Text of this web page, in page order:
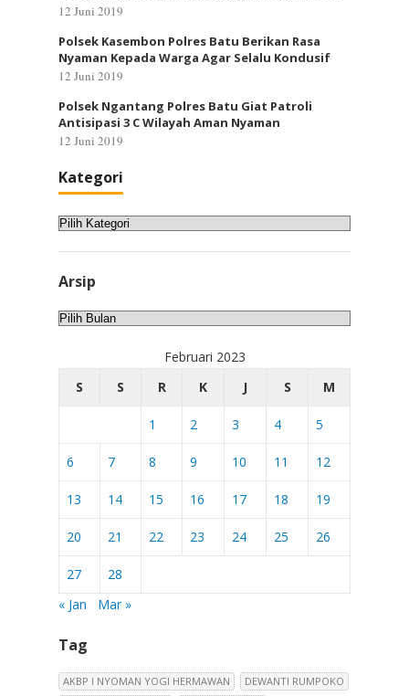
12 Juni 2019
Polsek Kasembon Polres Batu Berikan Rasa
Nyaman Kepada Warga Agar Selalu Kondusif
12 Juni 2019
Polsek Ngantang Polres Batu Giat Patroli
Antisipasi 3 C Wilayah Aman Nyaman
12 Juni 2019
Kategori
Kategori
Arsip
Arsip
Februari 2023
S
S R K J S M
1 2 3 4 5
6 7 8 9 10 11 12
13 14 15 16 17 18 19
20 21 22 23 24 25 26
27
28
« Jan
Mar »
Tag
AKBP I NYOMAN YOGI HERMAWAN DEWANTI RUMPOKO